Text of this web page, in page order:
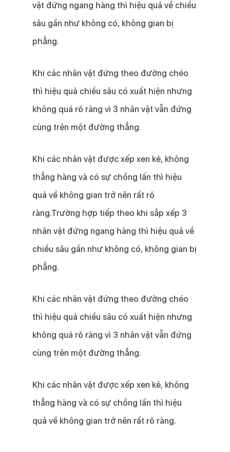
vật đứng ngang hàng thì hiệu quả về chiều
sâu gần như không có, không gian bị
phẳng.
Khi các nhân vật đứng theo đường chéo
thì hiệu quả chiều sâu có xuất hiện nhưng
không quá rõ ràng vì 3 nhân vật vẫn đứng
cùng trên một đường thẳng.
Khi các nhân vật được xếp xen kẽ, không
thẳng hàng và có sự chồng lấn thì hiệu
quả về không gian trở nên rất rõ
ràng.Trường hợp tiếp theo khi sắp xếp 3
nhân vật đứng ngang hàng thì hiệu quả về
chiều sâu gần như không có, không gian bị
phẳng.
Khi các nhân vật đứng theo đường chéo
thì hiệu quả chiều sâu có xuất hiện nhưng
không quá rõ ràng vì 3 nhân vật vẫn đứng
cùng trên một đường thẳng.
Khi các nhân vật được xếp xen kẽ, không
thẳng hàng và có sự chồng lấn thì hiệu
quả về không gian trở nên rất rõ ràng.